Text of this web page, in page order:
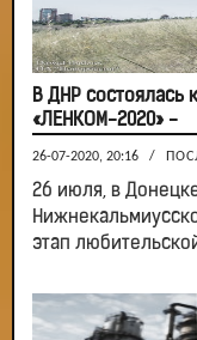
В ДНР состоялась
«ЛЕНКОМ-2020» -
26-07-2020, 20:16 /
26 июля, в
этап